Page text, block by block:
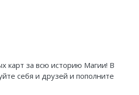
карт за всю историю Магии! В
себя и друзей и пополните